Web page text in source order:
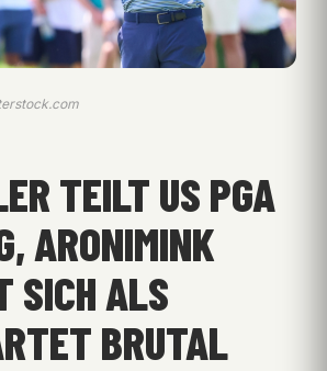
TEILT US PGA
ARONIMINK
SICH ALS
BRUTAL